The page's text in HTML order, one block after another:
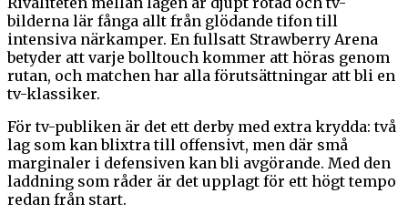
bilderna lär fånga allt från glödande tifon till
intensiva närkamper. En fullsatt Strawberry Arena
betyder att varje bolltouch kommer att höras genom
rutan, och matchen har alla förutsättningar att bli en
tv-klassiker.
För tv-publiken är det ett derby med extra krydda: två
lag som kan blixtra till offensivt, men där små
marginaler i defensiven kan bli avgörande. Med den
laddning som råder är det upplagt för ett högt tempo
redan från start.